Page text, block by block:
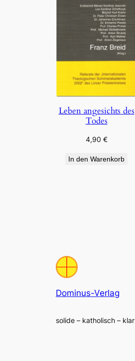
Leben angesichts des
Todes
4,90 €
In den Warenkorb
Dominus-Verlag
solide – katholisch – klar